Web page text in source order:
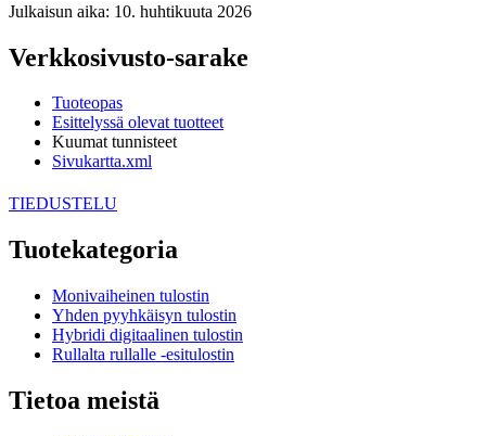
Julkaisun aika: 10. huhtikuuta 2026
Verkkosivusto-sarake
Tuoteopas
Esittelyssä olevat tuotteet
Kuumat tunnisteet
Sivukartta.xml
TIEDUSTELU
Tuotekategoria
Monivaiheinen tulostin
Yhden pyyhkäisyn tulostin
Hybridi digitaalinen tulostin
Rullalta rullalle -esitulostin
Tietoa meistä